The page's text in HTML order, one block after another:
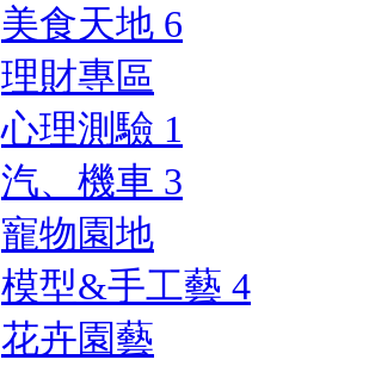
美食天地 6
理財專區
心理測驗 1
汽、機車 3
寵物園地
模型&手工藝 4
花卉園藝